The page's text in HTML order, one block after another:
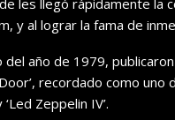
y al lograr la fama de
año de 1979,
recordado como
Zeppelin IV’.